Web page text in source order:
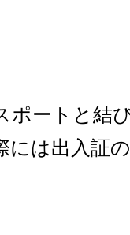
ポートと結
には出入証